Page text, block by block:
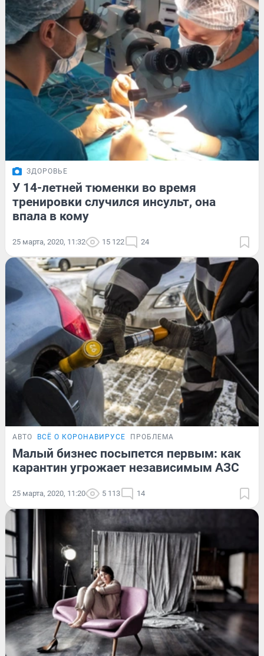
ЗДОРОВЬЕ
У 14-летней тюменки во время
тренировки случился инсульт, она
впала в кому
25 марта, 2020, 11:32 15 122 24
АВТО ВСЁ О КОРОНАВИРУСЕ ПРОБЛЕМА
Малый бизнес посыпется первым: как
карантин угрожает независимым АЗС
25 марта, 2020, 11:20 5 113 14